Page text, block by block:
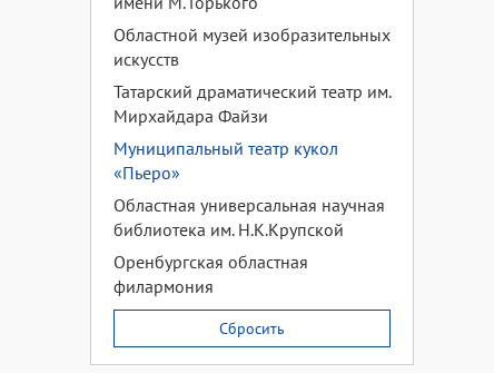
Областной музей изобразительных
искусств
Татарский драматический театр им.
Мирхайдара Файзи
Муниципальный театр кукол
«Пьеро»
Областная универсальная научная
библиотека им. Н.К.Крупской
Оренбургская областная
филармония
Сбросить